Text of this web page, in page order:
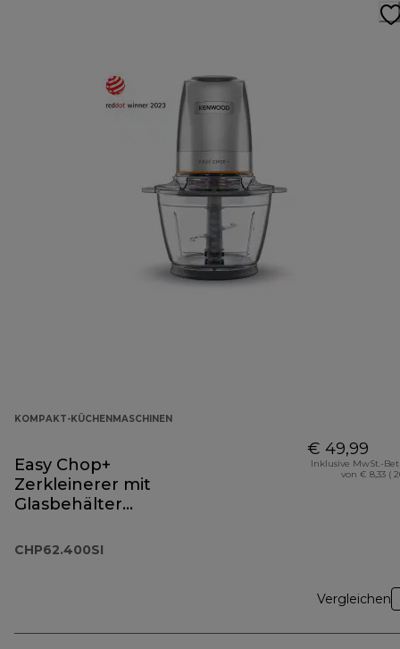
KOMPAKT-KÜCHENMASCHINEN
Easy Chop+
Zerkleinerer mit
Glasbehälter
CHP62.400SI
€ 49,99
Inklusive MwSt.-
von € 8,33 (
Vergleichen